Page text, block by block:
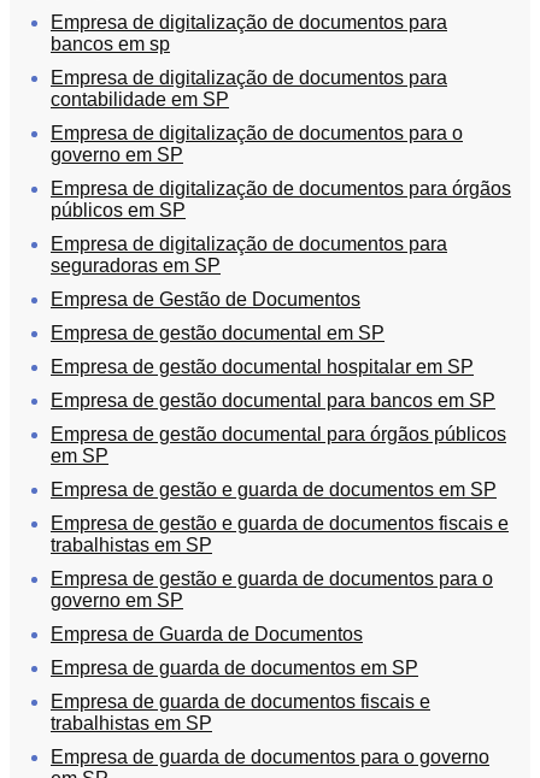
Empresa de digitalização de documentos para
bancos em sp
Empresa de digitalização de documentos para
contabilidade em SP
Empresa de digitalização de documentos para o
governo em SP
Empresa de digitalização de documentos para órgãos
públicos em SP
Empresa de digitalização de documentos para
seguradoras em SP
Empresa de Gestão de Documentos
Empresa de gestão documental em SP
Empresa de gestão documental hospitalar em SP
Empresa de gestão documental para bancos em SP
Empresa de gestão documental para órgãos públicos
em SP
Empresa de gestão e guarda de documentos em SP
Empresa de gestão e guarda de documentos fiscais e
trabalhistas em SP
Empresa de gestão e guarda de documentos para o
governo em SP
Empresa de Guarda de Documentos
Empresa de guarda de documentos em SP
Empresa de guarda de documentos fiscais e
trabalhistas em SP
Empresa de guarda de documentos para o governo